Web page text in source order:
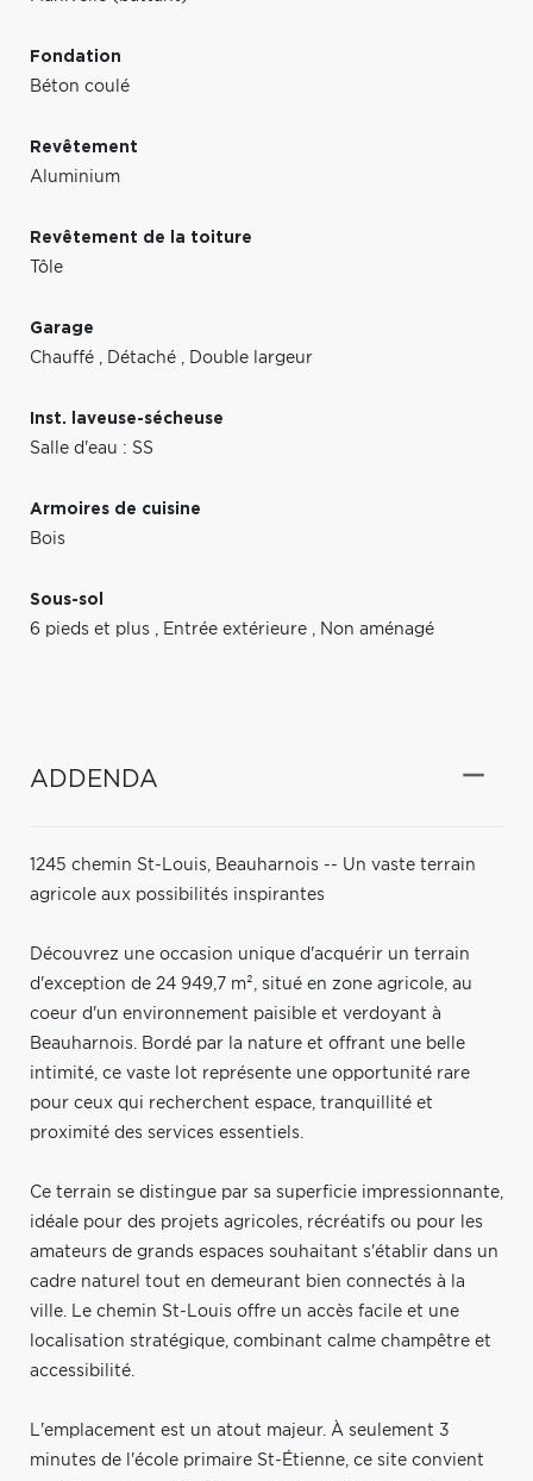
Fondation
Béton coulé
Revêtement
Aluminium
Revêtement de la toiture
Tôle
Garage
Chauffé , Détaché , Double largeur
Inst. laveuse-sécheuse
Salle d'eau : SS
Armoires de cuisine
Bois
Sous-sol
6 pieds et plus , Entrée extérieure , Non aménagé
ADDENDA
1245 chemin St-Louis, Beauharnois -- Un vaste terrain
agricole aux possibilités inspirantes
Découvrez une occasion unique d'acquérir un terrain
d'exception de 24 949,7 m², situé en zone agricole, au
coeur d'un environnement paisible et verdoyant à
Beauharnois. Bordé par la nature et offrant une belle
intimité, ce vaste lot représente une opportunité rare
pour ceux qui recherchent espace, tranquillité et
proximité des services essentiels.
Ce terrain se distingue par sa superficie impressionnante,
idéale pour des projets agricoles, récréatifs ou pour les
amateurs de grands espaces souhaitant s'établir dans un
cadre naturel tout en demeurant bien connectés à la
ville. Le chemin St-Louis offre un accès facile et une
localisation stratégique, combinant calme champêtre et
accessibilité.
L'emplacement est un atout majeur. À seulement 3
minutes de l'école primaire St-Étienne, ce site convient